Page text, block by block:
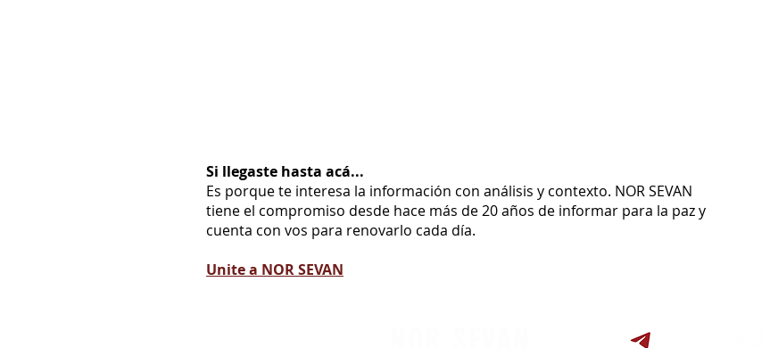
Si llegaste hasta acá...
Es porque te interesa la información con análisis y contexto. NOR SEVAN
tiene el compromiso desde hace más de 20 años de informar para la paz y
cuenta con vos para renovarlo cada día.
Unite a NOR SEVAN